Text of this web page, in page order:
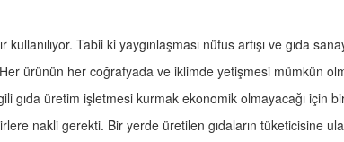
kullanılıyor. Tabii ki yaygınlaşması nüfus artışı ve gıda
ürünün her coğrafyada ve iklimde yetişmesi mümkün
gıda üretim işletmesi kurmak ekonomik olmayacağı için
nakli gerekti. Bir yerde üretilen gıdaların tüketicisine